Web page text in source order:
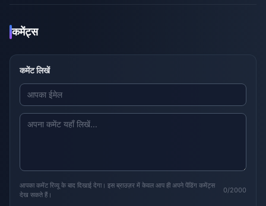
कमेंट्स
कमेंट लिखें
आपका कमेंट रिव्यू के बाद दिखाई देगा। इस ब्राउज़र में केवल आप ही अपने पेंडिंग कमेंट्स
देख सकते हैं।
0/2000